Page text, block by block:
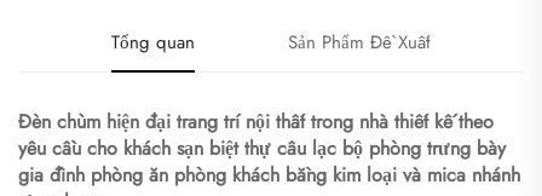
Tổng quan Sản Phẩm Đề Xuất
Đèn chùm hiện đại trang trí nội thất trong nhà thiết kế theo
yêu cầu cho khách sạn biệt thự câu lạc bộ phòng trưng bày
gia đình phòng ăn phòng khách bằng kim loại và mica nhánh